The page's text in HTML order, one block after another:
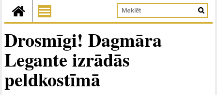
Drosmīgi! Dagmāra
Legante izrādās
peldkostīmā